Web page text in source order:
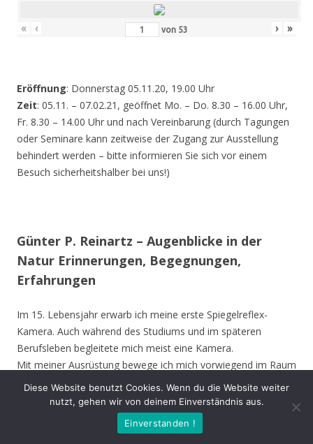
« ‹ von 53 › »
Eröffnung: Donnerstag 05.11.20, 19.00 Uhr
Zeit: 05.11. – 07.02.21, geöffnet Mo. – Do. 8.30 – 16.00 Uhr,
Fr. 8.30 – 14.00 Uhr und nach Vereinbarung (durch Tagungen
oder Seminare kann zeitweise der Zugang zur Ausstellung
behindert werden – bitte informieren Sie sich vor einem
Besuch sicherheitshalber bei uns!)
Günter P. Reinartz – Augenblicke in der
Natur Erinnerungen, Begegnungen,
Erfahrungen
Im 15. Lebensjahr erwarb ich meine erste Spiegelreflex-
Kamera. Auch während des Studiums und im späteren
Berufsleben begleitete mich meist eine Kamera.
Mit meiner Ausrüstung bewege ich mich vorwiegend im Raum
Nordrhein-Westfalen, bevorzugt im Kreis Unna, Hamm,
Münster und Soest. Ich besuche aber auch andere Gebiete in
Deutschland und die Vogelinsel Texel (Niederlande). Die
Ausstellung zeigt meine Erinnerungen, Begegnungen oder
Diese Website benutzt Cookies. Wenn du die Website weiter
nutzt, gehen wir von deinem Einverständnis aus.
Einverstanden !